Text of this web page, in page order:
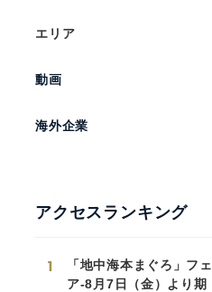
エリア
動画
海外企業
アクセスランキング
1
「地中海本まぐろ」フェ
ア-8月7日（金）より期